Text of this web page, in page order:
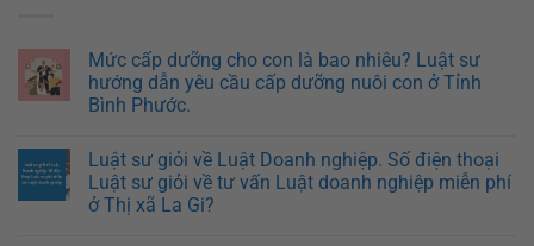
Mức cấp dưỡng cho con là bao nhiêu? Luật sư
hướng dẫn yêu cầu cấp dưỡng nuôi con ở Tỉnh
Bình Phước.
Luật sư giỏi về Luật Doanh nghiệp. Số điện thoại
Luật sư giỏi về tư vấn Luật doanh nghiệp miễn phí
ở Thị xã La Gi?